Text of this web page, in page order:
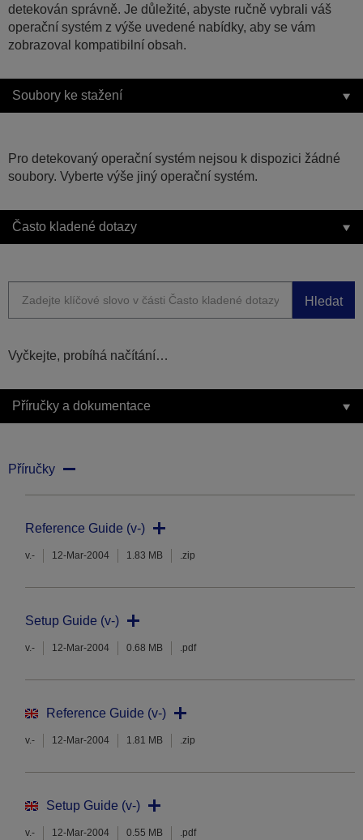
detekován správně. Je důležité, abyste ručně vybrali váš
operační systém z výše uvedené nabídky, aby se vám
zobrazoval kompatibilní obsah.
Soubory ke stažení
Pro detekovaný operační systém nejsou k dispozici žádné
soubory. Vyberte výše jiný operační systém.
Často kladené dotazy
Hledat
Vyčkejte, probíhá načítání…
Příručky a dokumentace
Příručky
Reference Guide (v-)
v.- 12-Mar-2004 1.83 MB .zip
Setup Guide (v-)
v.- 12-Mar-2004 0.68 MB .pdf
Reference Guide (v-)
v.- 12-Mar-2004 1.81 MB .zip
Setup Guide (v-)
v.- 12-Mar-2004 0.55 MB .pdf